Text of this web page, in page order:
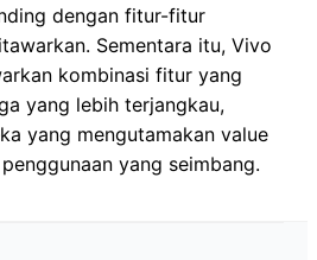
dengan fitur-fitur
Sementara itu, Vivo
kombinasi fitur yang
yang lebih terjangkau,
yang mengutamakan value
yang seimbang.